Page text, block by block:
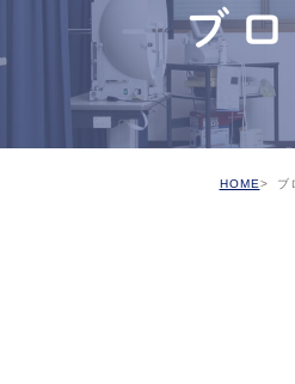
ブ
HOME ブ